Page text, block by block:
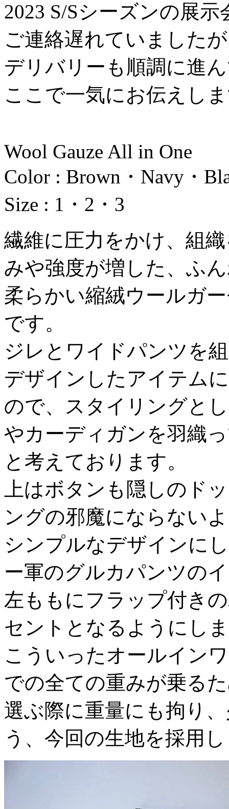
2023 S/Sシーズンの展
ご連絡遅れていました
デリバリーも順調に進
ここで一気にお伝えし
Wool Gauze All in One
Color : Brown・Navy・
Size : 1・2・3
繊維に圧力をかけ、組
みや強度が増した、ふ
柔らかい縮絨ウールガ
です。
ジレとワイドパンツを
デザインしたアイテム
ので、スタイリングと
やカーディガンを羽織
と考えております。
上はボタンも隠しのド
ングの邪魔にならない
シンプルなデザインに
ー軍のグルカパンツの
左ももにフラップ付き
セントとなるようにし
こういったオールイン
での全ての重みが乗る
選ぶ際に重量にも拘り
う、今回の生地を採用